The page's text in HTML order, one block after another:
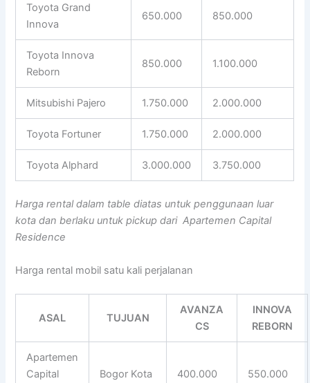
Toyota Grand
Innova
650.000 850.000
Toyota Innova
Reborn
850.000 1.100.000
Mitsubishi Pajero 1.750.000 2.000.000
Toyota Fortuner 1.750.000 2.000.000
Toyota Alphard 3.000.000 3.750.000
Harga rental dalam table diatas untuk penggunaan luar
kota dan berlaku untuk pickup dari Apartemen Capital
Residence
Harga rental mobil satu kali perjalanan
ASAL TUJUAN
AVANZA
CS
INNOVA
REBORN
Apartemen
Capital
Bogor Kota 400.000 550.000